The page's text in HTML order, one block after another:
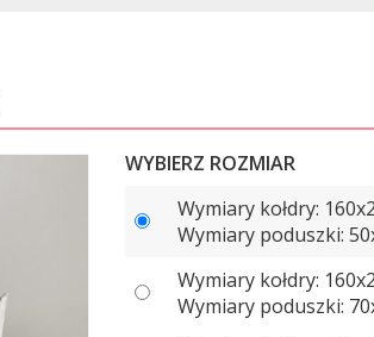
WYBIERZ ROZMIAR
Wymiary kołdry:
Wymiary poduszki:
Wymiary kołdry:
Wymiary poduszki: